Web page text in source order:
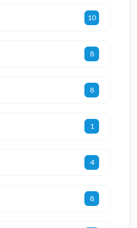
10
8
8
1
4
8